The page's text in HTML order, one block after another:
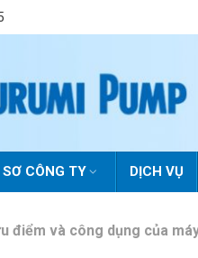
SƠ CÔNG TY DỊCH VỤ
điểm và công dụng của